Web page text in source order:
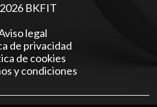
BKFIT
legal
de privacidad
de cookies
y condiciones